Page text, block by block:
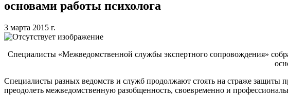
основами работы психолога
3 марта 2015 г.
Специалисты «Межведомственной службы экспертного сопровождения»
Специалисты разных ведомств и служб продолжают стоять на страже
преодолеть межведомственную разобщенность, своевременно и